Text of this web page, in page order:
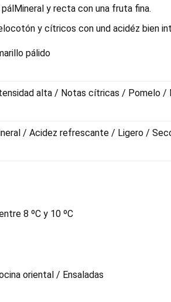
y recta con una fruta fina.
y cítricos con und acidéz bien
pálido
alta / Notas cítricas / Pomelo /
/ Acidez refrescante / Ligero /
8 ºC y 10 ºC
oriental / Ensaladas